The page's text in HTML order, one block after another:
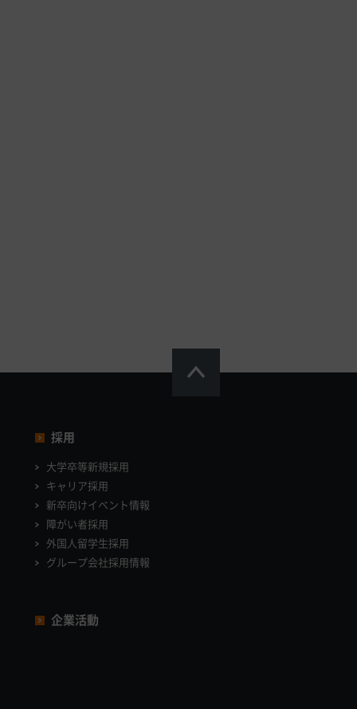
採用
大学卒等新規採用
キャリア採用
新卒向けイベント情報
障がい者採用
外国人留学生採用
グループ会社採用情報
企業活動